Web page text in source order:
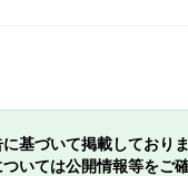
基づいて掲載しており
いては公開情報等をご